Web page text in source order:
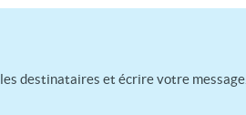
destinataires et écrire votre message.